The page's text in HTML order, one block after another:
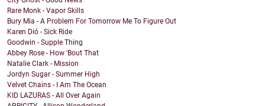
Rare Monk - Vapor Skills
Bury Mia - A Problem For Tomorrow Me To Figure Out
Karen Dió - Sick Ride
Goodwin - Supple Thing
Abbey Rose - How 'Bout That
Natalie Clark - Mission
Jordyn Sugar - Summer High
Velvet Chains - I Am The Ocean
KID LAZURAS - All Over Again